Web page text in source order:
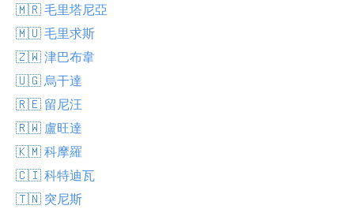
🇲🇷 毛里塔尼亞
🇲🇺 毛里求斯
🇿🇼 津巴布韋
🇺🇬 烏干達
🇷🇪 留尼汪
🇷🇼 盧旺達
🇰🇲 科摩羅
🇨🇮 科特迪瓦
🇹🇳 突尼斯